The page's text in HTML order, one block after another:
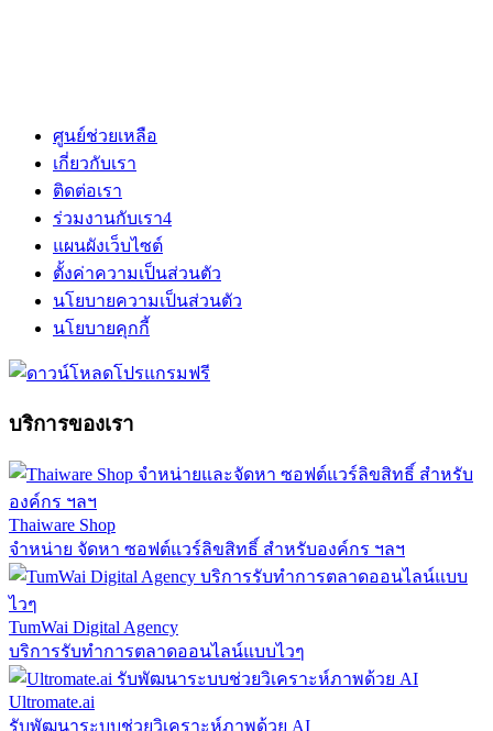
ศูนย์ช่วยเหลือ
เกี่ยวกับเรา
ติดต่อเรา
ร่วมงานกับเรา4
แผนผังเว็บไซต์
ตั้งค่าความเป็นส่วนตัว
นโยบายความเป็นส่วนตัว
นโยบายคุกกี้
บริการของเรา
Thaiware Shop
จำหน่าย จัดหา ซอฟต์แวร์ลิขสิทธิ์ สำหรับองค์กร ฯลฯ
TumWai Digital Agency
บริการรับทำการตลาดออนไลน์แบบไวๆ
Ultromate.ai
รับพัฒนาระบบช่วยวิเคราะห์ภาพด้วย AI